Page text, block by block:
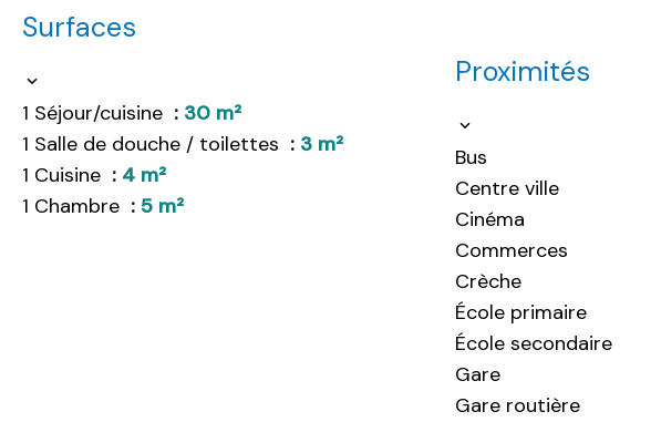
Surfaces
1 Séjour/cuisine
30 m²
1 Salle de douche / toilettes
3 m²
1 Cuisine
4 m²
1 Chambre
5 m²
Proximités
Bus
Centre ville
Cinéma
Commerces
Crèche
École primaire
École secondaire
Gare
Gare routière